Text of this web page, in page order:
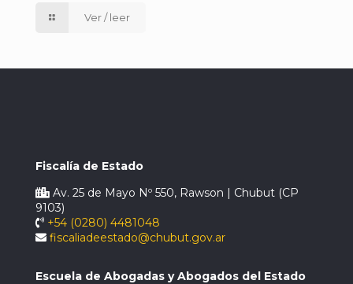
Ver / leer
Fiscalía de Estado
Av. 25 de Mayo Nº 550, Rawson | Chubut (CP
9103)
+54 (0280) 4481048
fiscaliadeestado@chubut.gov.ar
Escuela de Abogadas y Abogados del Estado